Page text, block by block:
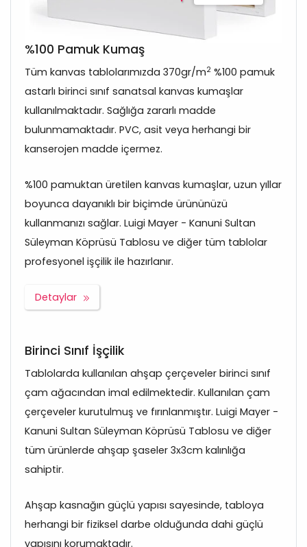
%100 Pamuk Kumaş
Tüm kanvas tablolarımızda 370gr/m2 %100 pamuk
astarlı birinci sınıf sanatsal kanvas kumaşlar
kullanılmaktadır. Sağlığa zararlı madde
bulunmamaktadır. PVC, asit veya herhangi bir
kanserojen madde içermez.
%100 pamuktan üretilen kanvas kumaşlar, uzun yıllar
boyunca dayanıklı bir biçimde ürününüzü
kullanmanızı sağlar. Luigi Mayer - Kanuni Sultan
Süleyman Köprüsü Tablosu ve diğer tüm tablolar
profesyonel işçilik ile hazırlanır.
Detaylar
Birinci Sınıf İşçilik
Tablolarda kullanılan ahşap çerçeveler birinci sınıf
çam ağacından imal edilmektedir. Kullanılan çam
çerçeveler kurutulmuş ve fırınlanmıştır. Luigi Mayer -
Kanuni Sultan Süleyman Köprüsü Tablosu ve diğer
tüm ürünlerde ahşap şaseler 3x3cm kalınlığa
sahiptir.
Ahşap kasnağın güçlü yapısı sayesinde, tabloya
herhangi bir fiziksel darbe olduğunda dahi güçlü
yapısını korumaktadır.